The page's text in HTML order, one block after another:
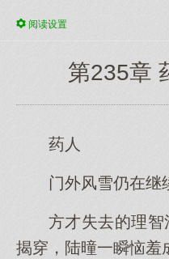
阅读设置
第235章
药人
门外风雪仍在继
方才失去的理
揭穿，陆曈一瞬恼羞